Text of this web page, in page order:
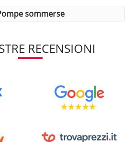
pompe sommerse
RECENSIONI